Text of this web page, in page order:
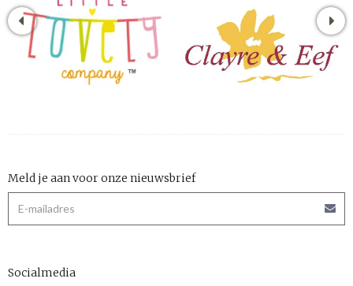
Meld je aan voor onze nieuwsbrief
Socialmedia